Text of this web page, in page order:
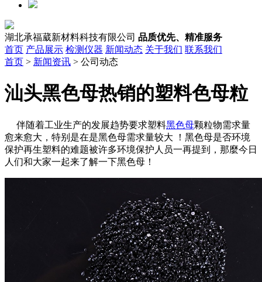
湖北承福葳新材料科技有限公司 品质优先、精准服务
首页 产品展示 检测仪器 新闻动态 关于我们 联系我们
首页 > 新闻资讯 > 公司动态
汕头黑色母热销的塑料色母粒
伴随着工业生产的发展趋势要求塑料黑色母颗粒物需求量
愈来愈大，特别是在是黑色母需求量较大 ！黑色母是否环境
保护再生塑料的难题被许多环境保护人员一再提到，那麼今日
人们和大家一起来了解一下黑色母！